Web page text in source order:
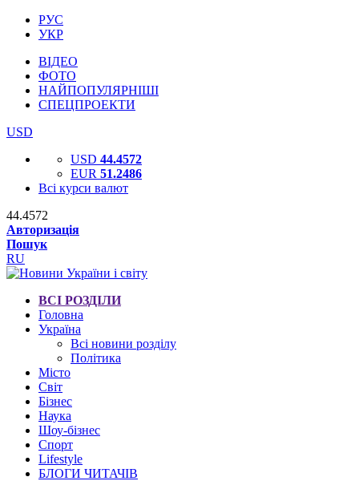
РУС
УКР
ВІДЕО
ФОТО
НАЙПОПУЛЯРНІШІ
СПЕЦПРОЕКТИ
USD
USD 44.4572
EUR 51.2486
Всі курси валют
44.4572
Авторизація
Пошук
RU
ВСІ РОЗДІЛИ
Головна
Україна
Всі новини розділу
Політика
Місто
Світ
Бізнес
Наука
Шоу-бізнес
Спорт
Lifestyle
БЛОГИ ЧИТАЧІВ